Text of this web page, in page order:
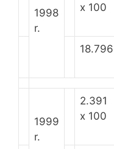
1998
r.
x 100
18.796
1999
r.
2.391
x 100